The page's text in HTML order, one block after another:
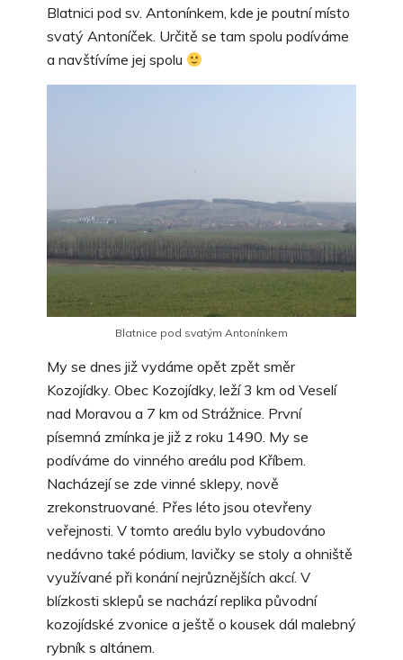
Blatnici pod sv. Antonínkem, kde je poutní místo
svatý Antoníček. Určitě se tam spolu podíváme
a navštívíme jej spolu
Blatnice pod svatým Antonínkem
My se dnes již vydáme opět zpět směr
Kozojídky. Obec Kozojídky, leží 3 km od Veselí
nad Moravou a 7 km od Strážnice. První
písemná zmínka je již z roku 1490. My se
podíváme do vinného areálu pod Kříbem.
Nacházejí se zde vinné sklepy, nově
zrekonstruované. Přes léto jsou otevřeny
veřejnosti. V tomto areálu bylo vybudováno
nedávno také pódium, lavičky se stoly a ohniště
využívané při konání nejrůznějších akcí. V
blízkosti sklepů se nachází replika původní
kozojídské zvonice a ještě o kousek dál malebný
rybník s altánem.